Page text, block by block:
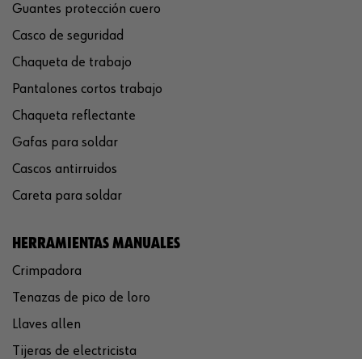
Guantes protección cuero
Casco de seguridad
Chaqueta de trabajo
Pantalones cortos trabajo
Chaqueta reflectante
Gafas para soldar
Cascos antirruidos
Careta para soldar
HERRAMIENTAS MANUALES
Crimpadora
Tenazas de pico de loro
Llaves allen
Tijeras de electricista